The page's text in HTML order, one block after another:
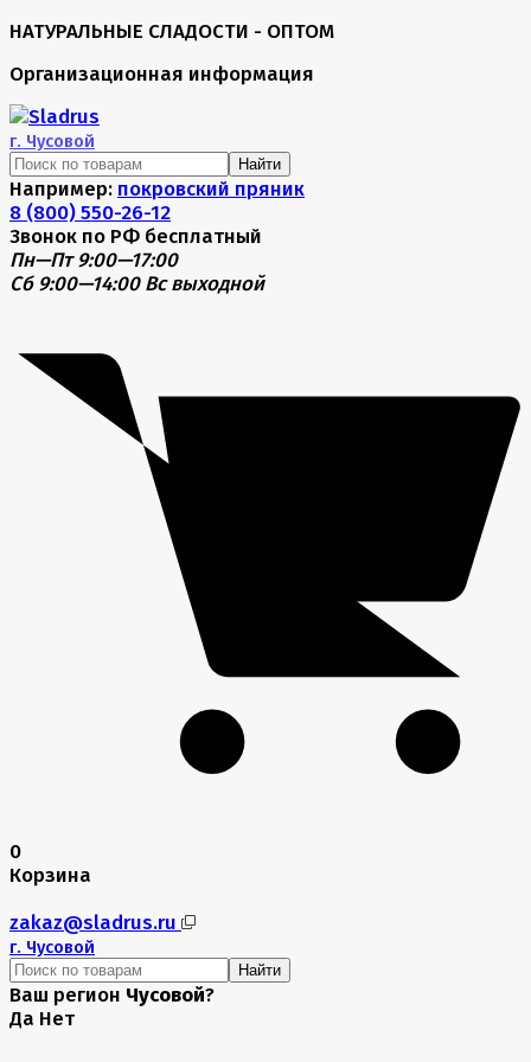
НАТУРАЛЬНЫЕ СЛАДОСТИ - ОПТОМ
Организационная информация
г. Чусовой
Найти
Например: покровский пряник
8 (800) 550-26-12
Звонок по РФ бесплатный
Пн—Пт 9:00—17:00
Сб 9:00—14:00 Вс выходной
0
Корзина
zakaz@sladrus.ru
г. Чусовой
Найти
Ваш регион Чусовой?
Да Нет